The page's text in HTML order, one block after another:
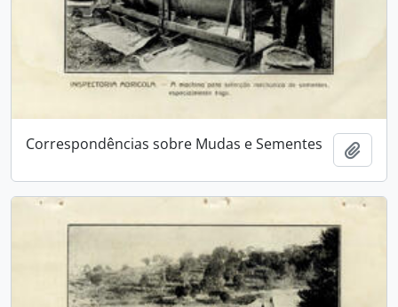
Correspondências sobre Mudas e Sementes